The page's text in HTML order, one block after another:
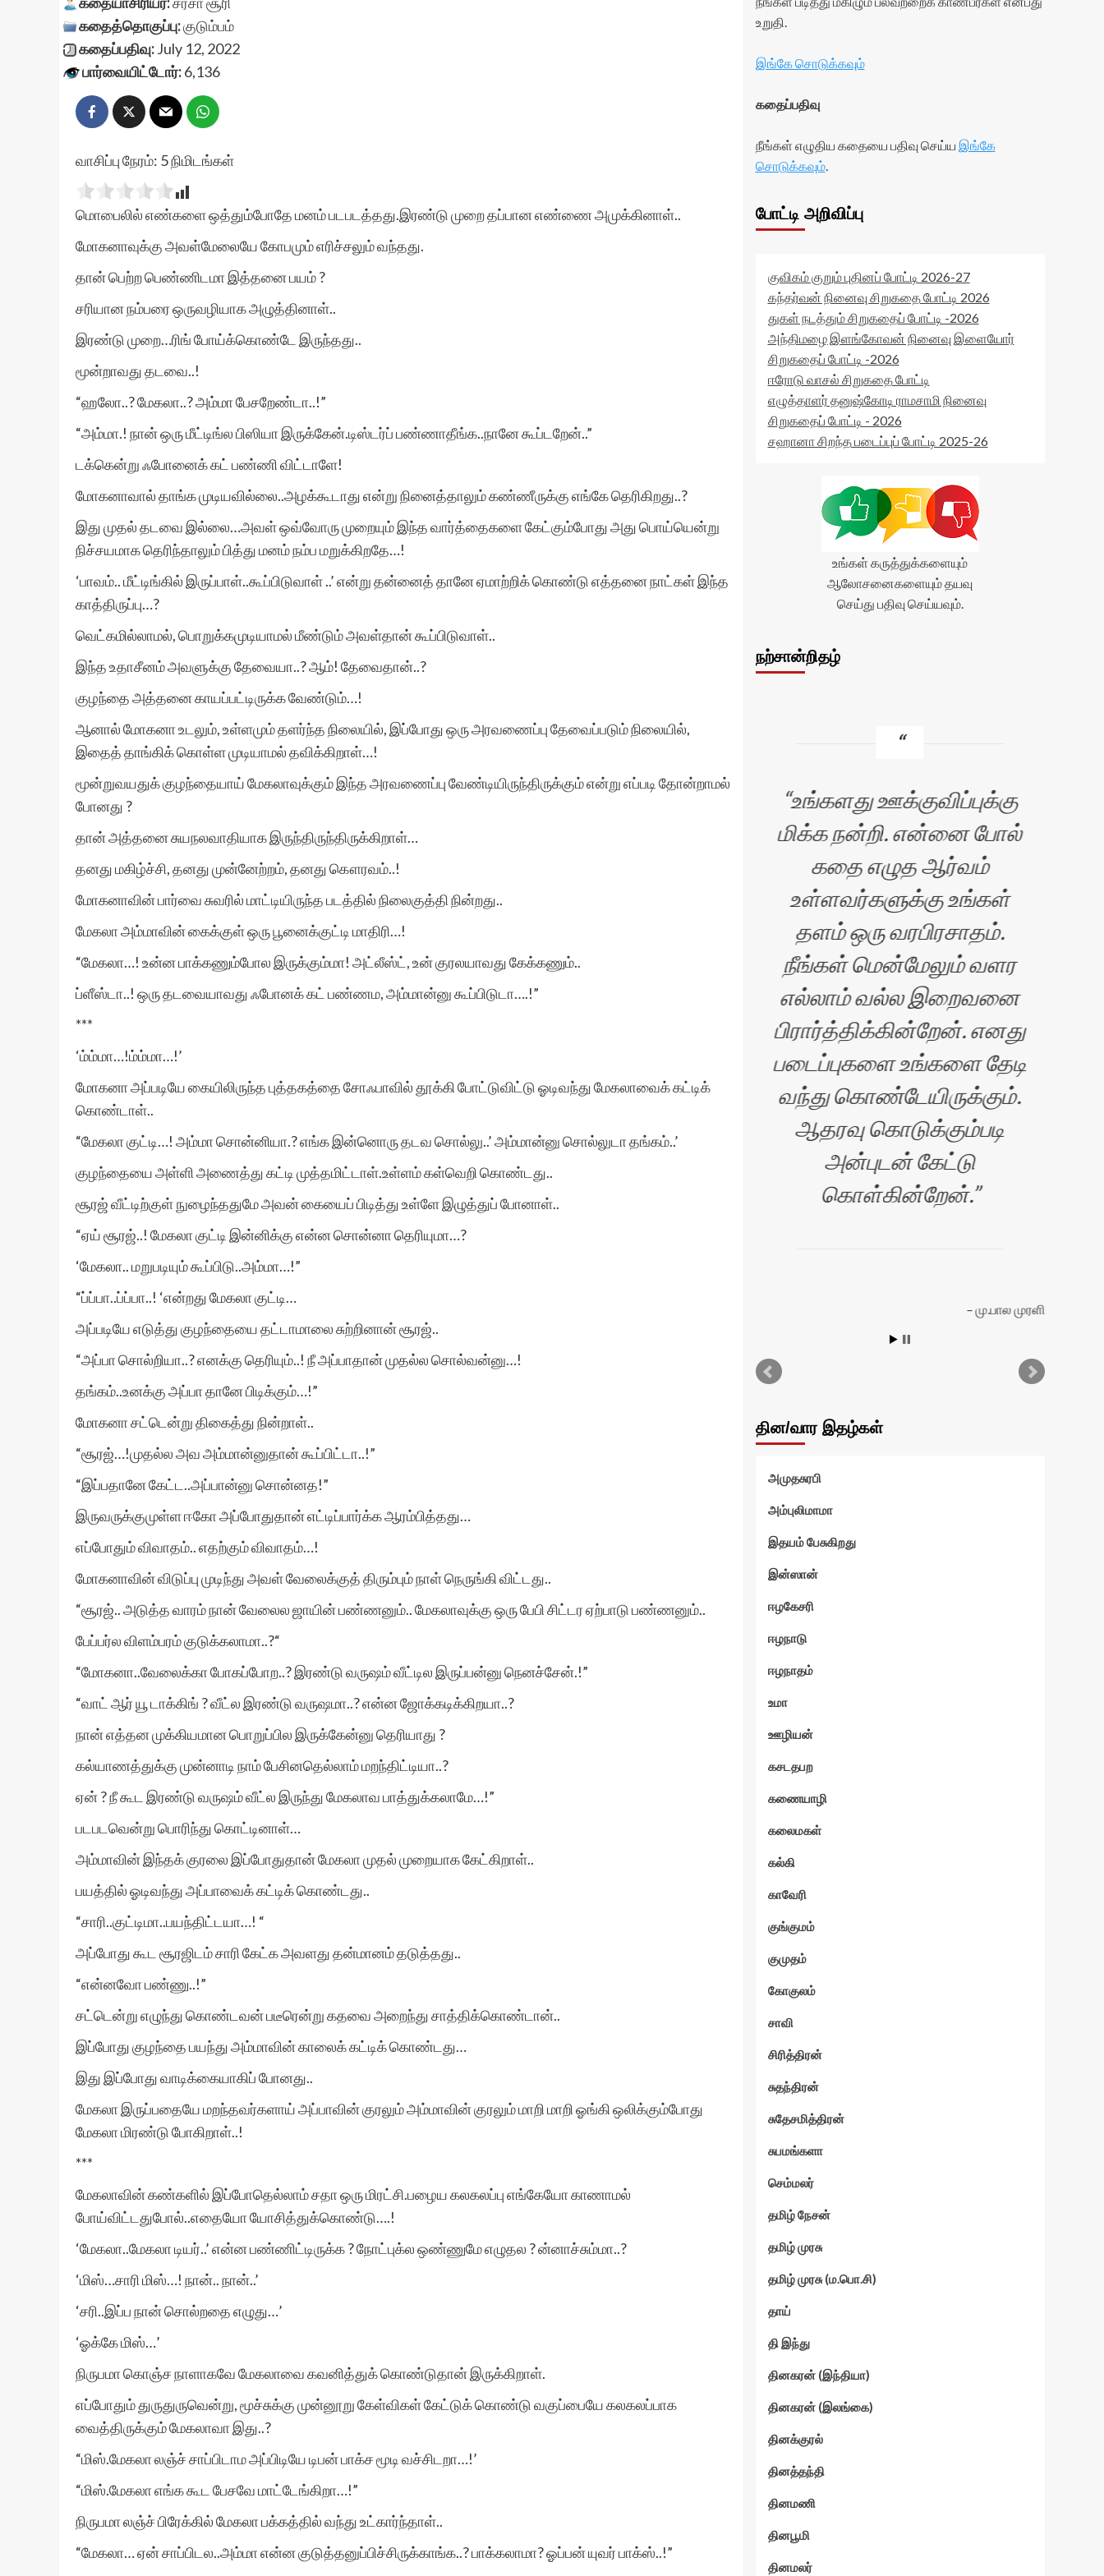
கதைத்தொகுப்பு:குடும்பம்
கதைப்பதிவு:July 12, 2022
பார்வையிட்டோர்:6,136
வாசிப்பு நேரம்: 5நிமிடங்கள்
மொபைலில் எண்களை ஒத்தும்போதே மனம் படபடத்தது.இரண்டு முறை தப்பான எண்ணை அமுக்கினாள்..
மோகனாவுக்கு அவள்மேலையே கோபமும் எரிச்சலும் வந்தது.
தான் பெற்ற பெண்ணிடமா இத்தனை பயம் ?
சரியான நம்பரை ஒருவழியாக அழுத்தினாள்..
இரண்டு முறை…ரிங் போய்க்கொண்டே இருந்தது..
மூன்றாவது தடவை..!
“ஹலோ..? மேகலா..? அம்மா பேசறேண்டா..!”
“அம்மா.! நான் ஒரு மீட்டிங்ல பிஸியா இருக்கேன்.டிஸ்டர்ப் பண்ணாதீங்க..நானே கூப்டறேன்..”
டக்கென்று ஃபோனைக் கட் பண்ணி விட்டாளே!
மோகனாவால் தாங்க முடியவில்லை..அழக்கூடாது என்று நினைத்தாலும் கண்ணீருக்கு எங்கே தெரிகிறது..?
இது முதல் தடவை இல்லை…அவள் ஒவ்வோரு முறையும் இந்த வார்த்தைகளை கேட்கும்போது அது பொய்யென்று
நிச்சயமாக தெரிந்தாலும் பித்து மனம் நம்ப மறுக்கிறதே…!
‘பாவம்.. மீட்டிங்கில் இருப்பாள்..கூப்பிடுவாள் ..’ என்று தன்னைத் தானே ஏமாற்றிக் கொண்டு எத்தனை நாட்கள் இந்த
காத்திருப்பு…?
வெட்கமில்லாமல், பொறுக்கமுடியாமல் மீண்டும் அவள்தான் கூப்பிடுவாள்..
இந்த உதாசீனம் அவளுக்கு தேவையா..? ஆம்! தேவைதான்..?
குழந்தை அத்தனை காயப்பட்டிருக்க வேண்டும்…!
ஆனால் மோகனா உடலும், உள்ளமும் தளர்ந்த நிலையில், இப்போது ஒரு அரவணைப்பு தேவைப்படும் நிலையில்,
இதைத் தாங்கிக் கொள்ள முடியாமல் தவிக்கிறாள்…!
மூன்றுவயதுக் குழந்தையாய் மேகலாவுக்கும் இந்த அரவணைப்பு வேண்டியிருந்திருக்கும் என்று எப்படி தோன்றாமல்
போனது ?
தான் அத்தனை சுயநலவாதியாக இருந்திருந்திருக்கிறாள்…
தனது மகிழ்ச்சி, தனது முன்னேற்றம், தனது கௌரவம்..!
மோகனாவின் பார்வை சுவரில் மாட்டியிருந்த படத்தில் நிலைகுத்தி நின்றது..
மேகலா அம்மாவின் கைக்குள் ஒரு பூனைக்குட்டி மாதிரி…!
“மேகலா…! உன்ன பாக்கணும்போல இருக்கும்மா! அட்லீஸ்ட், உன் குரலயாவது கேக்கணும்..
ப்ளீஸ்டா..! ஒரு தடவையாவது ஃபோனக் கட் பண்ணம, அம்மான்னு கூப்பிடுடா….!”
***
‘ம்ம்மா…!ம்ம்மா…!’
மோகனா அப்படியே கையிலிருந்த புத்தகத்தை சோஃபாவில் தூக்கி போட்டுவிட்டு ஓடிவந்து மேகலாவைக் கட்டிக்
கொண்டாள்..
“மேகலா குட்டி…! அம்மா சொன்னியா.? எங்க இன்னொரு தடவ சொல்லு..’ அம்மான்னு சொல்லுடா தங்கம்..’
குழந்தையை அள்ளி அணைத்து கட்டி முத்தமிட்டாள்.உள்ளம் கள்வெறி கொண்டது..
சூரஜ் வீட்டிற்குள் நுழைந்ததுமே அவன் கையைப் பிடித்து உள்ளே இழுத்துப் போனாள்..
“ஏய் சூரஜ்..! மேகலா குட்டி இன்னிக்கு என்ன சொன்னா தெரியுமா…?
‘மேகலா.. மறுபடியும் கூப்பிடு..அம்மா…!”
“ப்ப்பா..ப்ப்பா..! ‘என்றது மேகலா குட்டி…
அப்படியே எடுத்து குழந்தையை தட்டாமாலை சுற்றினான் சூரஜ்..
“அப்பா சொல்றியா..? எனக்கு தெரியும்..! நீ அப்பாதான் முதல்ல சொல்வன்னு…!
தங்கம்..உனக்கு அப்பா தானே பிடிக்கும்…!”
மோகனா சட்டென்று திகைத்து நின்றாள்..
“சூரஜ்…!முதல்ல அவ அம்மான்னுதான் கூப்பிட்டா..!”
“இப்பதானே கேட்ட..அப்பான்னு சொன்னத!”
இருவருக்குமுள்ள ஈகோ அப்போதுதான் எட்டிப்பார்க்க ஆரம்பித்தது…
எப்போதும் விவாதம்.. எதற்கும் விவாதம்…!
மோகனாவின் விடுப்பு முடிந்து அவள் வேலைக்குத் திரும்பும் நாள் நெருங்கி விட்டது..
“சூரஜ்.. அடுத்த வாரம் நான் வேலைல ஜாயின் பண்ணனும்.. மேகலாவுக்கு ஒரு பேபி சிட்டர ஏற்பாடு பண்ணனும்..
பேப்பர்ல விளம்பரம் குடுக்கலாமா..?“
“மோகனா..வேலைக்கா போகப்போற..? இரண்டு வருஷம் வீட்டில இருப்பன்னு நெனச்சேன்.!”
“வாட் ஆர் யூ டாக்கிங் ? வீட்ல இரண்டு வருஷமா..? என்ன ஜோக்கடிக்கிறயா..?
நான் எத்தன முக்கியமான பொறுப்பில இருக்கேன்னு தெரியாது ?
கல்யாணத்துக்கு முன்னாடி நாம் பேசினதெல்லாம் மறந்திட்டியா..?
ஏன் ? நீ கூட இரண்டு வருஷம் வீட்ல இருந்து மேகலாவ பாத்துக்கலாமே…!”
படபடவென்று பொரிந்து கொட்டினாள்…
அம்மாவின் இந்தக் குரலை இப்போதுதான் மேகலா முதல் முறையாக கேட்கிறாள்..
பயத்தில் ஓடிவந்து அப்பாவைக் கட்டிக் கொண்டது..
“சாரி..குட்டிமா..பயந்திட்டயா…! “
அப்போது கூட சூரஜிடம் சாரி கேட்க அவளது தன்மானம் தடுத்தது..
“என்னவோ பண்ணு..!”
சட்டென்று எழுந்து கொண்டவன் படீரென்று கதவை அறைந்து சாத்திக்கொண்டான்..
இப்போது குழந்தை பயந்து அம்மாவின் காலைக் கட்டிக் கொண்டது…
இது இப்போது வாடிக்கையாகிப் போனது..
மேகலா இருப்பதையே மறந்தவர்களாய் அப்பாவின் குரலும் அம்மாவின் குரலும் மாறி மாறி ஓங்கி ஒலிக்கும்போது
மேகலா மிரண்டு போகிறாள்..!
***
மேகலாவின் கண்களில் இப்போதெல்லாம் சதா ஒரு மிரட்சி.பழைய கலகலப்பு எங்கேயோ காணாமல்
போய்விட்டதுபோல்..எதையோ யோசித்துக்கொண்டு….!
‘மேகலா..மேகலா டியர்..’ என்ன பண்ணிட்டிருக்க ? நோட்புக்ல ஒண்ணுமே எழுதல ? ன்னாச்சும்மா..?
‘மிஸ்…சாரி மிஸ்…! நான்.. நான்..’
‘சரி..இப்ப நான் சொல்றதை எழுது…’
‘ஓக்கே மிஸ்…’
நிருபமா கொஞ்ச நாளாகவே மேகலாவை கவனித்துக் கொண்டுதான் இருக்கிறாள்.
எப்போதும் துருதுருவென்று, மூச்சுக்கு முன்னூறு கேள்விகள் கேட்டுக் கொண்டு வகுப்பையே கலகலப்பாக
வைத்திருக்கும் மேகலாவா இது..?
“மிஸ்.மேகலா லஞ்ச் சாப்பிடாம அப்பிடியே டிபன் பாக்ச மூடி வச்சிடறா…!’
“மிஸ்.மேகலா எங்க கூட பேசவே மாட்டேங்கிறா…!”
நிருபமா லஞ்ச் பிரேக்கில் மேகலா பக்கத்தில் வந்து உட்கார்ந்தாள்..
“மேகலா… ஏன் சாப்பிடல..அம்மா என்ன குடுத்தனுப்பிச்சிருக்காங்க..? பாக்கலாமா? ஓப்பன் யுவர் பாக்ஸ்..!”
உறுதி.
இங்கே சொடுக்கவும்
கதைப்பதிவு
நீங்கள் எழுதிய கதையை பதிவு செய்ய இங்கே
சொடுக்கவும்.
போட்டி அறிவிப்பு
குவிகம் குறும் புதினப் போட்டி 2026-27
கந்தர்வன் நினைவு சிறுகதை போட்டி 2026
துகள் நடத்தும் சிறுகதைப் போட்டி -2026
அந்திமழை இளங்கோவன் நினைவு இளையோர்
சிறுகதைப் போட்டி -2026
ஈரோடு வாசல் சிறுகதை போட்டி
எழுத்தாளர் தனுஷ்கோடி ராமசாமி நினைவு
சிறுகதைப் போட்டி - 2026
சஹானா சிறந்த படைப்புப் போட்டி 2025-26
உங்கள் கருத்துக்களையும்
ஆலோசனைகளையும் தயவு
செய்து பதிவு செய்யவும்.
நற்சான்றிதழ்
உலகில் அற்புதங்கள்
சிறுகதைகள்
படைப்புகளையும் ஒரே
இடத்தில் பார்க்கும்
உருவாக்கியமைக்கு
உங்களது ஊக்குவிப்புக்கு
மிக்க நன்றி. என்னை போல்
கதை எழுத ஆர்வம்
உள்ளவர்களுக்கு உங்கள்
தளம் ஒரு வரபிரசாதம்.
நீங்கள் மென்மேலும் வளர
எல்லாம் வல்ல இறைவனை
பிரார்த்திக்கின்றேன். எனது
படைப்புகளை உங்களை தேடி
வந்து கொண்டேயிருக்கும்.
ஆதரவு கொடுக்கும்படி
அன்புடன் கேட்டு
கொள்கின்றேன்.
மு.பால முரளி
தின/வார இதழ்கள்
அமுதசுரபி
அம்புலிமாமா
இதயம் பேசுகிறது
இன்ஸான்
ஈழகேசரி
ஈழநாடு
ஈழநாதம்
உமா
ஊழியன்
கசடதபற
கணையாழி
கலைமகள்
கல்கி
காவேரி
குங்குமம்
குமுதம்
கோகுலம்
சாவி
சிரித்திரன்
சுதந்திரன்
சுதேசமித்திரன்
சுபமங்களா
செம்மலர்
தமிழ் நேசன்
தமிழ் முரசு
தமிழ் முரசு (ம.பொ.சி)
தாய்
தி இந்து
தினகரன் (இந்தியா)
தினகரன் (இலங்கை)
தினக்குரல்
தினத்தந்தி
தினமணி
தினபூமி
தினமலர்